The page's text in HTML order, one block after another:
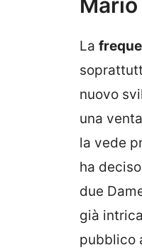
La
nuovo
una
la vede
ha
due
già
pubblico